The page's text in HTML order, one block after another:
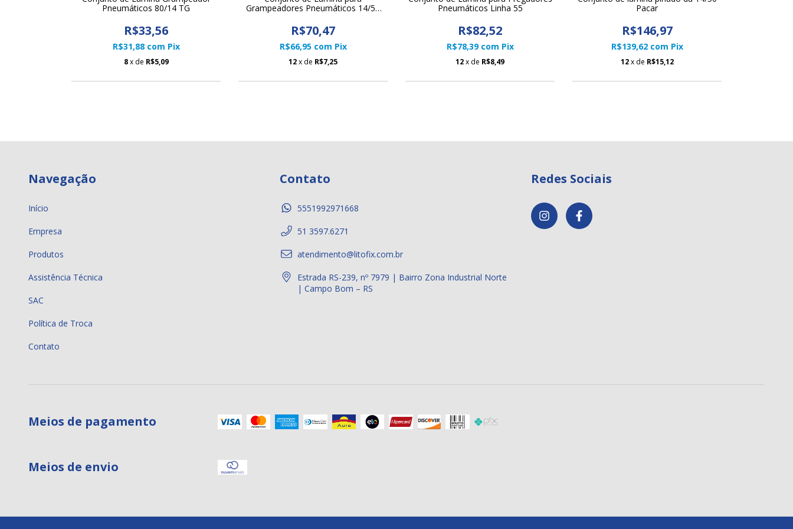
Pneumáticos 80/14 TG
R$33,56
R$31,88 com Pix
8 x de R$5,09
Grampeadores Pneumáticos 14/50
R$70,47
R$66,95 com Pix
12x de R$7,25
Pneumáticos Linha 55
R$82,52
R$78,39 com Pix
12x de R$8,49
Pacar
R$146,97
R$139,62 com Pix
12 x de R$15,12
Navegação
Início
Empresa
Produtos
Assistência Técnica
SAC
Política de Troca
Contato
Contato
5551992971668
51 3597.6271
atendimento@litofix.com.br
Estrada RS-239, nº 7979 | Bairro Zona Industrial Norte
| Campo Bom – RS
Redes Sociais
Meios de pagamento
Meios de envio